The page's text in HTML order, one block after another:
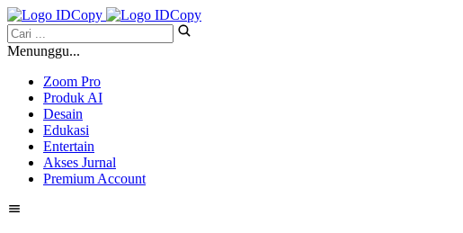
Menunggu...
Zoom Pro
Produk AI
Desain
Edukasi
Entertain
Akses Jurnal
Premium Account